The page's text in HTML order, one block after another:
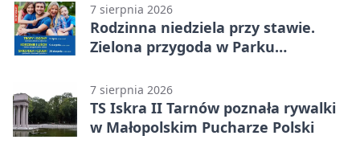
7 sierpnia 2026
Rodzinna niedziela przy stawie.
Zielona przygoda w Parku
7 sierpnia 2026
TS Iskra II Tarnów poznała rywalki
w Małopolskim Pucharze Polski